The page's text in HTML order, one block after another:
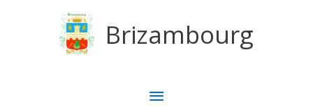
Brizambourg
MENU